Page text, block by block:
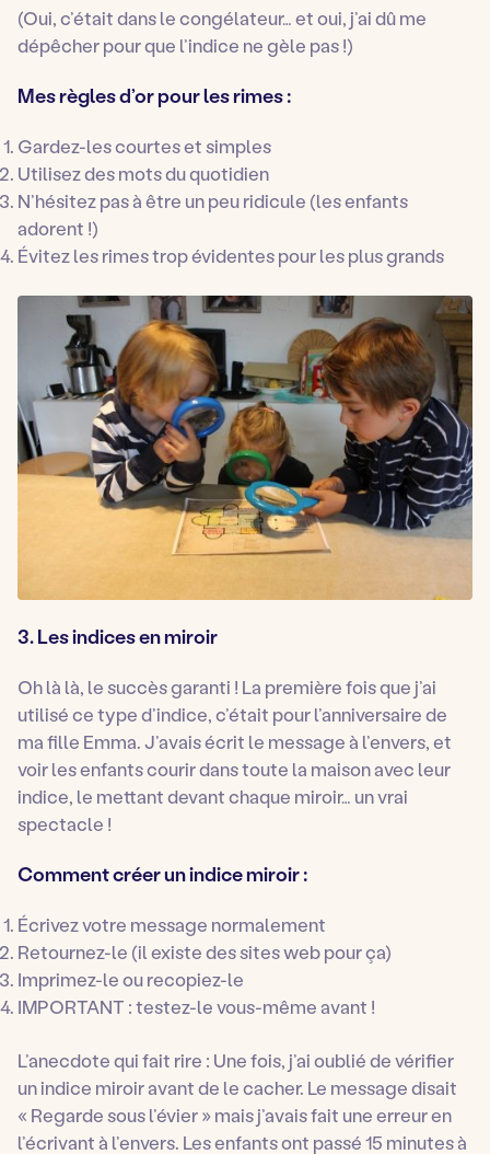
(Oui, c’était dans le congélateur… et oui, j’ai dû me
dépêcher pour que l’indice ne gèle pas !)
Mes règles d’or pour les rimes :
Gardez-les courtes et simples
Utilisez des mots du quotidien
N’hésitez pas à être un peu ridicule (les enfants
adorent !)
Évitez les rimes trop évidentes pour les plus grands
3. Les indices en miroir
Oh là là, le succès garanti ! La première fois que j’ai
utilisé ce type d’indice, c’était pour l’anniversaire de
ma fille Emma. J’avais écrit le message à l’envers, et
voir les enfants courir dans toute la maison avec leur
indice, le mettant devant chaque miroir… un vrai
spectacle !
Comment créer un indice miroir :
Écrivez votre message normalement
Retournez-le (il existe des sites web pour ça)
Imprimez-le ou recopiez-le
IMPORTANT : testez-le vous-même avant !
L’anecdote qui fait rire : Une fois, j’ai oublié de vérifier
un indice miroir avant de le cacher. Le message disait
« Regarde sous l’évier » mais j’avais fait une erreur en
l’écrivant à l’envers. Les enfants ont passé 15 minutes à